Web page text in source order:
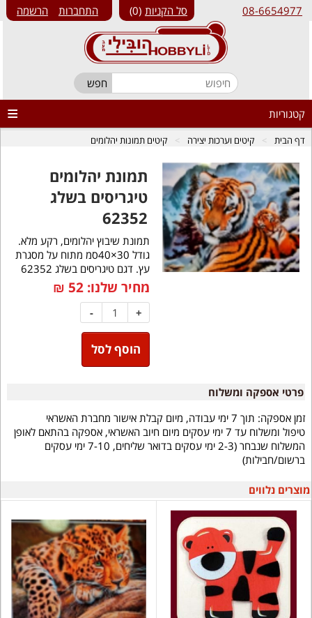
התחברות הרשמה סל הקניות 0 08-6654977
קטגוריות
דף הבית קיטים וערכות יצירה קיטים תמונות יהלומים
תמונת יהלומים
טיגריסים בשלג
62352
תמונת שיבוץ יהלומים, רקע מלא.
גודל 30×40סמ מתוח על מסגרת
עץ. דגם טיגריסים בשלג 62352
מחיר שלנו: 52
₪
+
-
הוסף לסל
פרטי אספקה ומשלוח
זמן אספקה: תוך 7 ימי עבודה, מיום קבלת אישור מחברת האשראי
טיפול ומשלוח עד 7 ימי עסקים מיום חיוב האשראי, אספקה בהתאם לאופן
המשלוח שנבחר (2-3 ימי עסקים בדואר שליחים, 7-10 ימי עסקים
ברשום/חבילות)
מוצרים נלווים